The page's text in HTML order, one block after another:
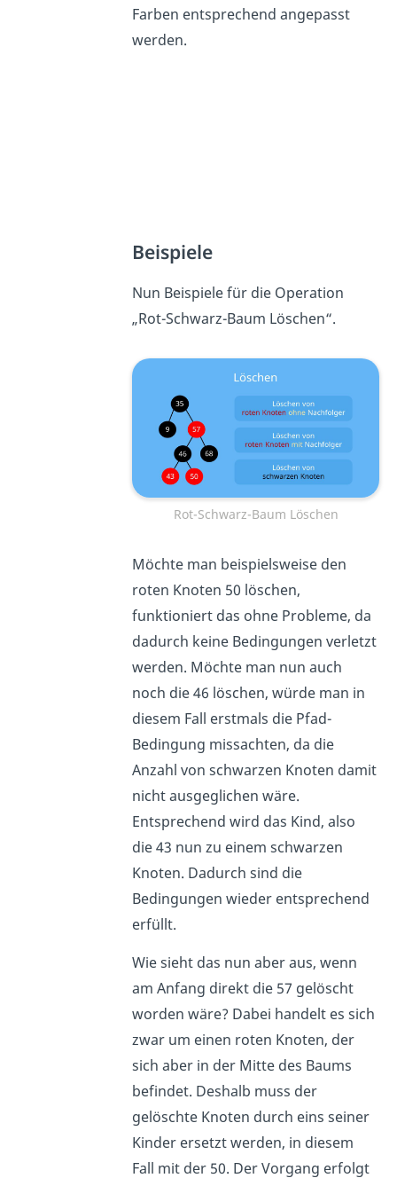
Farben entsprechend angepasst
werden.
Beispiele
Nun Beispiele für die Operation
„Rot-Schwarz-Baum Löschen“.
Rot-Schwarz-Baum Löschen
Möchte man beispielsweise den
roten Knoten 50 löschen,
funktioniert das ohne Probleme, da
dadurch keine Bedingungen verletzt
werden. Möchte man nun auch
noch die 46 löschen, würde man in
diesem Fall erstmals die Pfad-
Bedingung missachten, da die
Anzahl von schwarzen Knoten damit
nicht ausgeglichen wäre.
Entsprechend wird das Kind, also
die 43 nun zu einem schwarzen
Knoten. Dadurch sind die
Bedingungen wieder entsprechend
erfüllt.
Wie sieht das nun aber aus, wenn
am Anfang direkt die 57 gelöscht
worden wäre? Dabei handelt es sich
zwar um einen roten Knoten, der
sich aber in der Mitte des Baums
befindet. Deshalb muss der
gelöschte Knoten durch eins seiner
Kinder ersetzt werden, in diesem
Fall mit der 50. Der Vorgang erfolgt